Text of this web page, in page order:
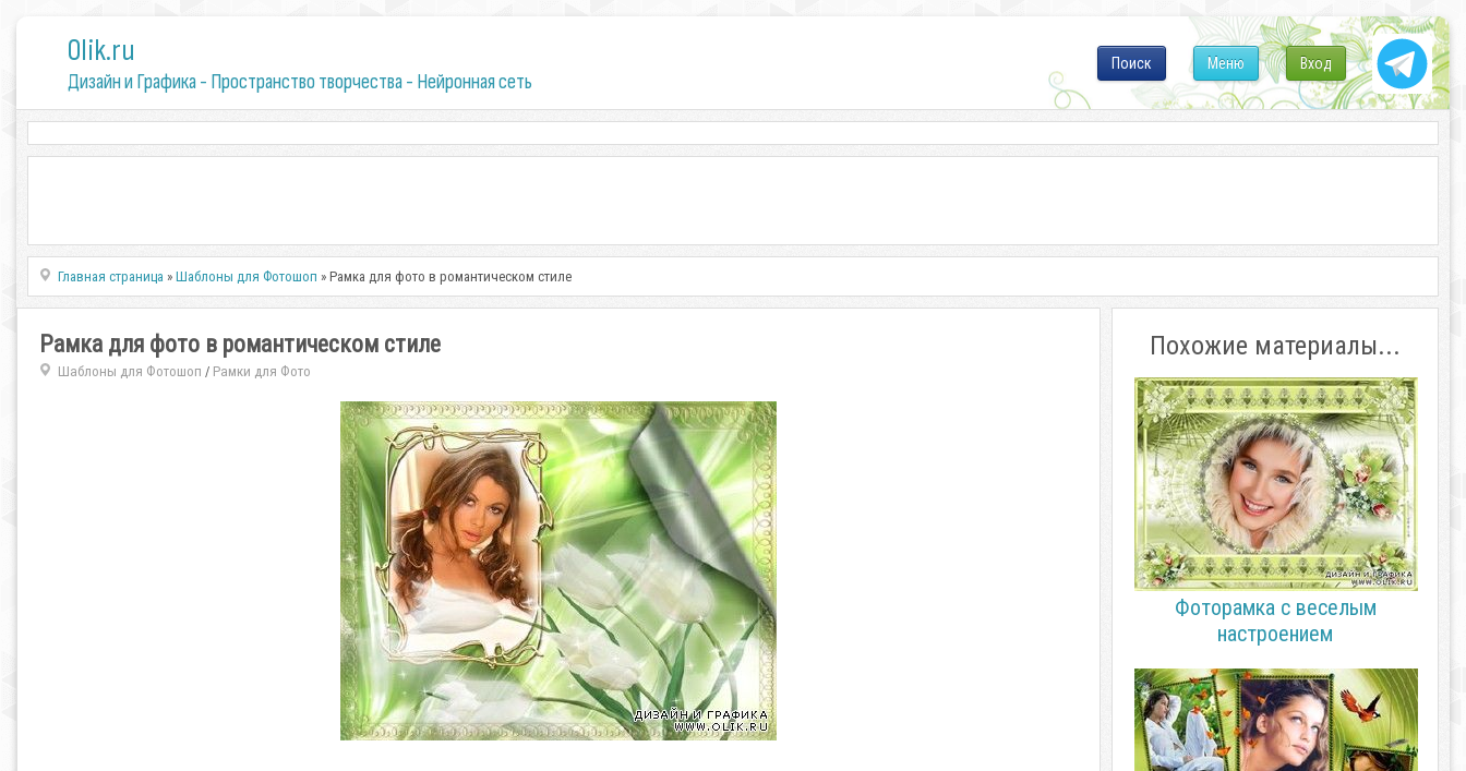
0lik.ru
Дизайн и Графика - Пространство творчества - Нейронная сеть
Вход
Меню
Поиск
Главная страница »Шаблоны для Фотошоп » Рамка для фото в романтическом стиле
Рамка для фото в романтическом стиле
Шаблоны для Фотошоп / Рамки для Фото
Похожие материалы...
Фоторамка с веселым
настроением